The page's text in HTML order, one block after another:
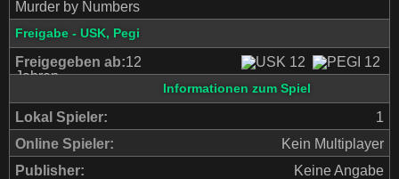
Murder by Numbers
Freigabe - USK, Pegi
Freigegeben ab:12
Jahren
Informationen zum Spiel
Lokal Spieler:
1
Online Spieler:
Kein Multiplayer
Publisher:
Keine Angabe